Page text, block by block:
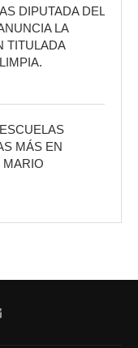
DIPUTADA DEL
LA
TITULADA
MÁS EN
MARIO